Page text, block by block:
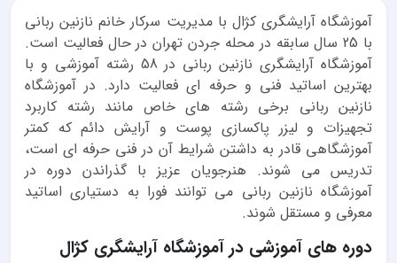
آموزشگاه آرایشگری کژال با مدیریت سرکار خانم نازنین ربانی
با 25 سال سابقه در محله جردن تهران در حال فعالیت است.
آموزشگاه آرایشگری نازنین ربانی در 58 رشته آموزشی و با
بهترین اساتید فنی و حرفه ای فعالیت دارد. در آموزشگاه
نازنین ربانی برخی رشته های خاص مانند رشته کاربرد
تجهیزات و لیزر پاکسازی پوست و آرایش دائم که کمتر
آموزشگاهی قادر به داشتن شرایط آن در فنی حرفه ای است،
تدریس می شوند. هنرجویان عزیز با گذراندن دوره در
آموزشگاه نازنین ربانی می توانند فورا به دستیاری اساتید
معرفی و مستقل شوند.
دوره های آموزشی در آموزشگاه آرایشگری کژال